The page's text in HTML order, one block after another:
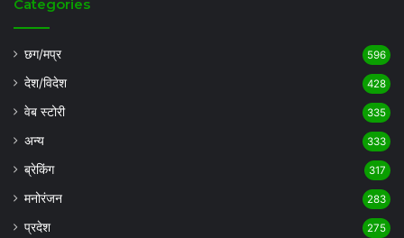
Categories
छग/मप्र 596
देश/विदेश 428
वेब स्टोरी 335
अन्य 333
ब्रेकिंग 317
मनोरंजन 283
प्रदेश 275